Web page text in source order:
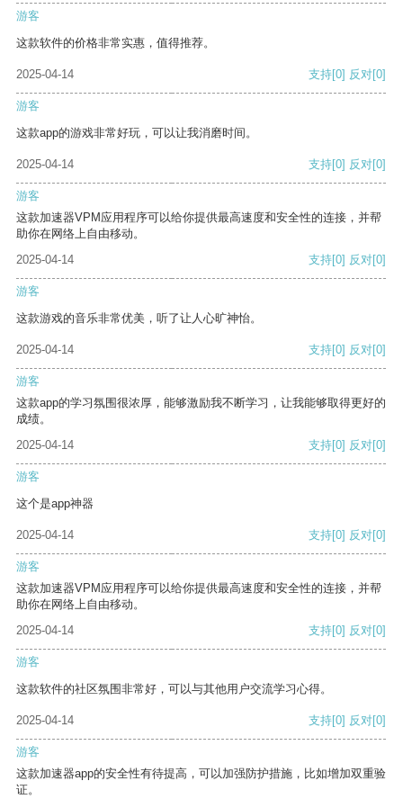
游客
这款软件的价格非常实惠，值得推荐。
2025-04-14 支持[0] 反对[0]
游客
这款app的游戏非常好玩，可以让我消磨时间。
2025-04-14 支持[0] 反对[0]
游客
这款加速器VPM应用程序可以给你提供最高速度和安全性的连接，并帮
助你在网络上自由移动。
2025-04-14
支持[0] 反对[0]
游客
这款游戏的音乐非常优美，听了让人心旷神怡。
2025-04-14 支持[0] 反对[0]
游客
这款app的学习氛围很浓厚，能够激励我不断学习，让我能够取得更好的
成绩。
2025-04-14
支持[0] 反对[0]
游客
这个是app神器
2025-04-14 支持[0] 反对[0]
游客
这款加速器VPM应用程序可以给你提供最高速度和安全性的连接，并帮
助你在网络上自由移动。
2025-04-14
支持[0] 反对[0]
游客
这款软件的社区氛围非常好，可以与其他用户交流学习心得。
2025-04-14 支持[0] 反对[0]
游客
这款加速器app的安全性有待提高，可以加强防护措施，比如增加双重验
证。